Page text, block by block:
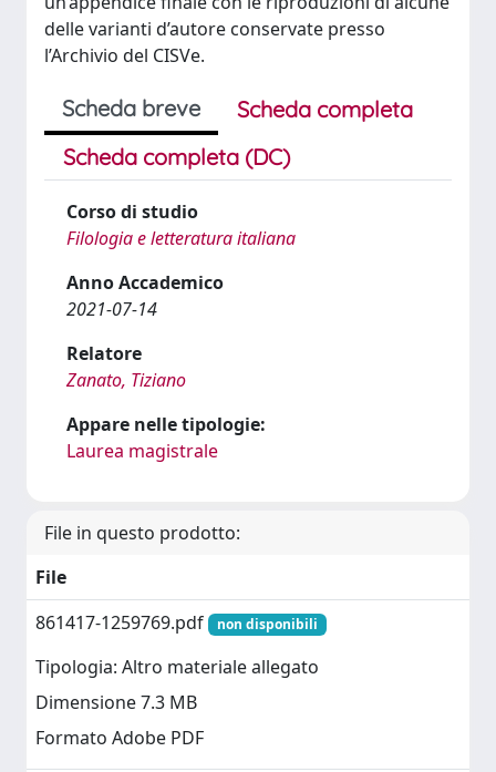
delle varianti d’autore conservate presso
l’Archivio del CISVe.
Scheda breve
Scheda completa
Scheda completa (DC)
Corso di studio
Filologia e letteratura italiana
Anno Accademico
2021-07-14
Relatore
Zanato, Tiziano
Appare nelle tipologie:
Laurea magistrale
File in questo prodotto:
File
861417-1259769.pdf
non disponibili
Tipologia: Altro materiale allegato
Dimensione 7.3 MB
Formato Adobe PDF